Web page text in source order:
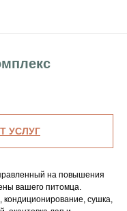
УСЛУГ
на повышения
вашего питомца.
сушка,